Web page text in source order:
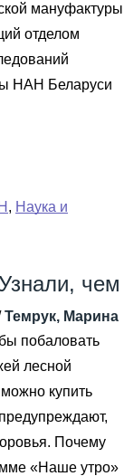
мануфактуры
отделом
НАН Беларуси
, Наука и
чем
Темрук, Марина
побаловать
лесной
купить
Почему
«Наше утро»